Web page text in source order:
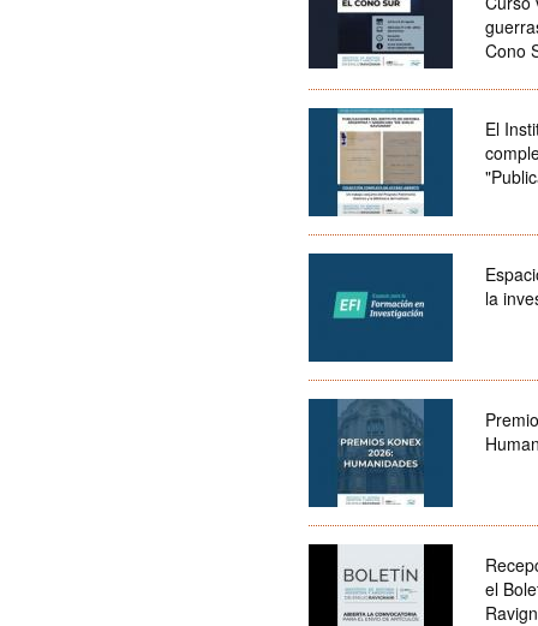
Cono
El
la
el